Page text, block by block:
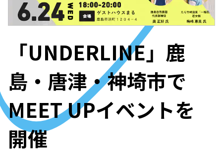
「UNDERLINE」鹿
島・唐津・神埼市で
MEET UPイベントを
開催